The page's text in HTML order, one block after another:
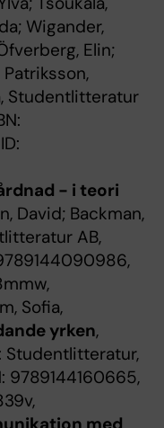
Wigander,
Elin;
Studentlitteratur
- i teori
David; Backman,
AB,
Sofia,
yrken,
Studentlitteratur,
9789144160665,